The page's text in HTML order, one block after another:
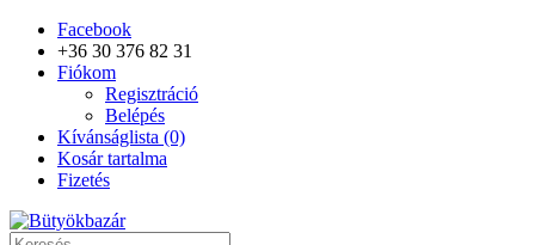
Facebook
+36 30 376 82 31
Fiókom
Regisztráció
Belépés
Kívánságlista (0)
Kosár tartalma
Fizetés